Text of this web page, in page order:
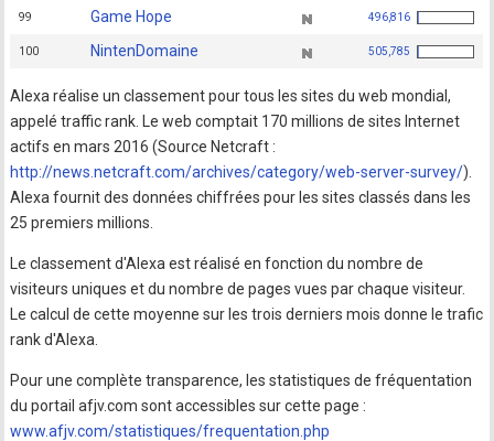
99 Game Hope 496,816
100 NintenDomaine 505,785
Alexa réalise un classement pour tous les sites du web mondial,
appelé traffic rank. Le web comptait 170 millions de sites Internet
actifs en mars 2016 (Source Netcraft :
http://news.netcraft.com/archives/category/web-server-survey/).
Alexa fournit des données chiffrées pour les sites classés dans les
25 premiers millions.
Le classement d'Alexa est réalisé en fonction du nombre de
visiteurs uniques et du nombre de pages vues par chaque visiteur.
Le calcul de cette moyenne sur les trois derniers mois donne le trafic
rank d'Alexa.
Pour une complète transparence, les statistiques de fréquentation
du portail afjv.com sont accessibles sur cette page :
www.afjv.com/statistiques/frequentation.php